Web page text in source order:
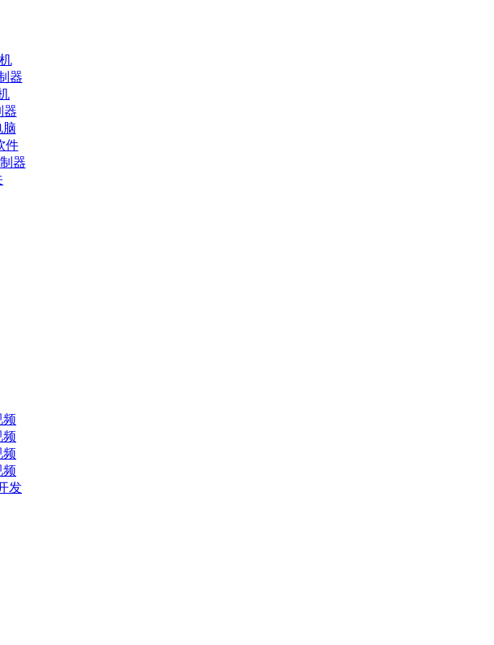
器
器
脑
件
器
频
频
频
频
发